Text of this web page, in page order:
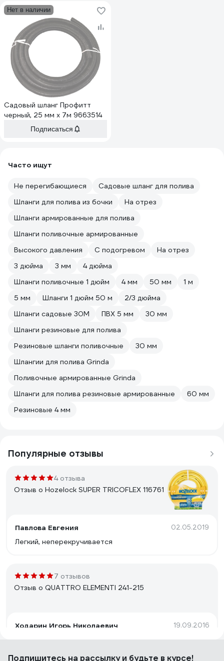
Нет в наличии
Садовый шланг Профитт
черный, 25 мм х 7м 9663514
Подписаться
Часто ищут
Не перегибающиеся
Садовые шланг для полива
Шланги для полива из бочки
На отрез
Шланги армированные для полива
Шланги поливочные армированные
Высокого давления
С подогревом
На отрез
3 дюйма
3 мм
4 дюйма
Шланги поливочные 1 дюйм
4 мм 50 мм
1 м
5 мм
Шланги 1 дюйм 50 м
2/3 дюйма
Шланги садовые 30М
ПВХ 5 мм
30 мм
Шланги резиновые для полива
Резиновые шланги поливочные
30 мм
Шлангии для полива Grinda
Поливочные армированные Grinda
Шланги для полива резиновые армированные
60 мм
Резиновые 4 мм
Популярные отзывы
4 отзыва
Отзыв о Hozelock SUPER TRICOFLEX 116761
Павлова Евгения 02.05.2019
Легкий, неперекручивается
7 отзывов
Отзыв о QUATTRO ELEMENTI 241-215
Ходарин Игорь Николаевич 19.09.2016
Нет падения давления при длине 15 метров, т.е.
Подпишитесь на рассылкуи будьте в курсе!